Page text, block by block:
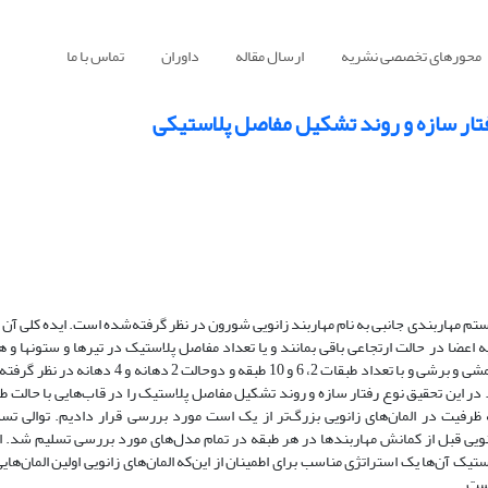
محورهای تخصصی نشریه ارسال مقاله داوران تماس با ما
سازه و روند تشکیل مفاصل پلاستیکی
مهاربندی جانبی به نام مهاربند زانویی شورون در نظر گرفته‌شده است. ایده کلی
در حالت ارتجاعی باقی بمانند و یا تعداد مفاصل پلاستیک در تیرها و ستون­ها
بادبندها کاهش قابل‌توجهی یابد. در این تحقیق دو مدل المان زانویی با حالت خمشی و برشی و
تحقیق نوع رفتار سازه و روند تشکیل مفاصل پلاستیک را در قاب‌هایی با
در المان‌های زانویی بزرگ‌تر از یک است مورد بررسی قرار دادیم. توالی
قبل از کمانش مهاربندها در هر طبقه در تمام مدل‌های مورد بررسی تسلیم شد.
با توجه به 120 تا 140 درصد از ظرفیت الاستیک آن‌ها یک استراتژی مناسب برای اطمینان از این‌که المان‌های زانویی